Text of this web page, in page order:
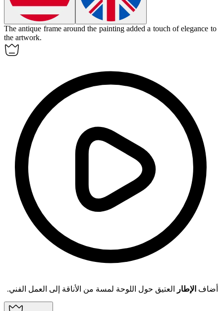
The antique frame around the painting added a touch of elegance to
the artwork.
أضاف الإطار العتيق حول اللوحة لمسة من الأناقة إلى العمل الفني.